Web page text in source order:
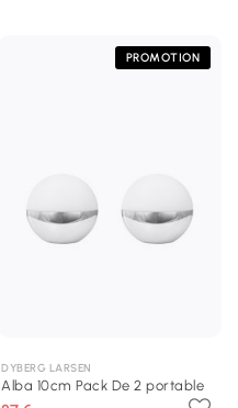
PROMOTION
DYBERG LARSEN
Alba 10cm Pack De 2 portable